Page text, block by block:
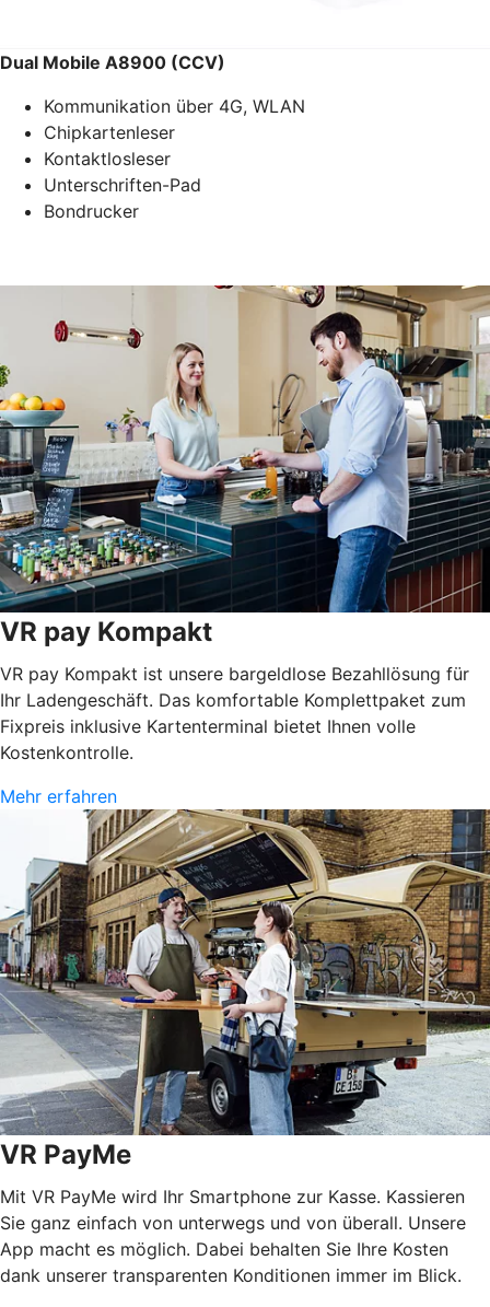
Dual Mobile A8900 (CCV)
Kommunikation über 4G, WLAN
Chipkartenleser
Kontaktlosleser
Unterschriften-Pad
Bondrucker
VR pay Kompakt
VR pay Kompakt ist unsere bargeldlose Bezahllösung für
Ihr Ladengeschäft. Das komfortable Komplettpaket zum
Fixpreis inklusive Kartenterminal bietet Ihnen volle
Kostenkontrolle.
Mehr erfahren
VR PayMe
Mit VR PayMe wird Ihr Smartphone zur Kasse. Kassieren
Sie ganz einfach von unterwegs und von überall. Unsere
App macht es möglich. Dabei behalten Sie Ihre Kosten
dank unserer transparenten Konditionen immer im Blick.